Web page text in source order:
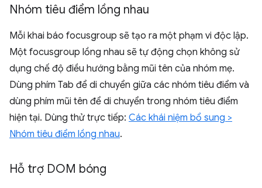
Nhóm tiêu điểm lồng nhau
Mỗi khai báo focusgroup sẽ tạo ra một phạm vi độc lập.
Một focusgroup lồng nhau sẽ tự động chọn không sử
dụng chế độ điều hướng bằng mũi tên của nhóm mẹ.
Dùng phím Tab để di chuyển giữa các nhóm tiêu điểm và
dùng phím mũi tên để di chuyển trong nhóm tiêu điểm
hiện tại. Dùng thử trực tiếp: Các khái niệm bổ sung >
Nhóm tiêu điểm lồng nhau.
Hỗ trợ DOM bóng